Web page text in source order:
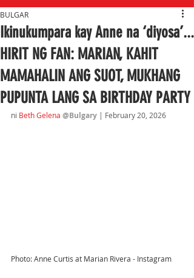
Ikinukumpara kay Anne na ‘diyosa’...
HIRIT NG FAN: MARIAN, KAHIT
MAMAHALIN ANG SUOT, MUKHANG
PUPUNTA LANG SA BIRTHDAY PARTY
BULGAR
ni Beth Gelena @Bulgary | February 20 , 2026
Photo: Anne Curtis at Marian Rivera - Instagram